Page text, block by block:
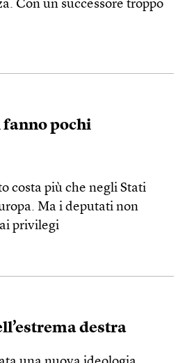
Con un successore troppo
pochi
costa più che negli Stati
Ma i deputati non
privilegi
destra